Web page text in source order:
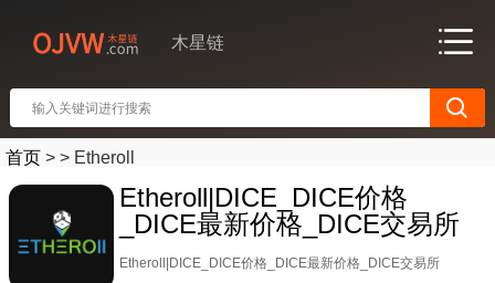
木星链
首页 > > Etheroll
Etheroll|DICE_DICE价格
_DICE最新价格_DICE交易所
Etheroll|DICE_DICE价格_DICE最新价格_DICE交易所